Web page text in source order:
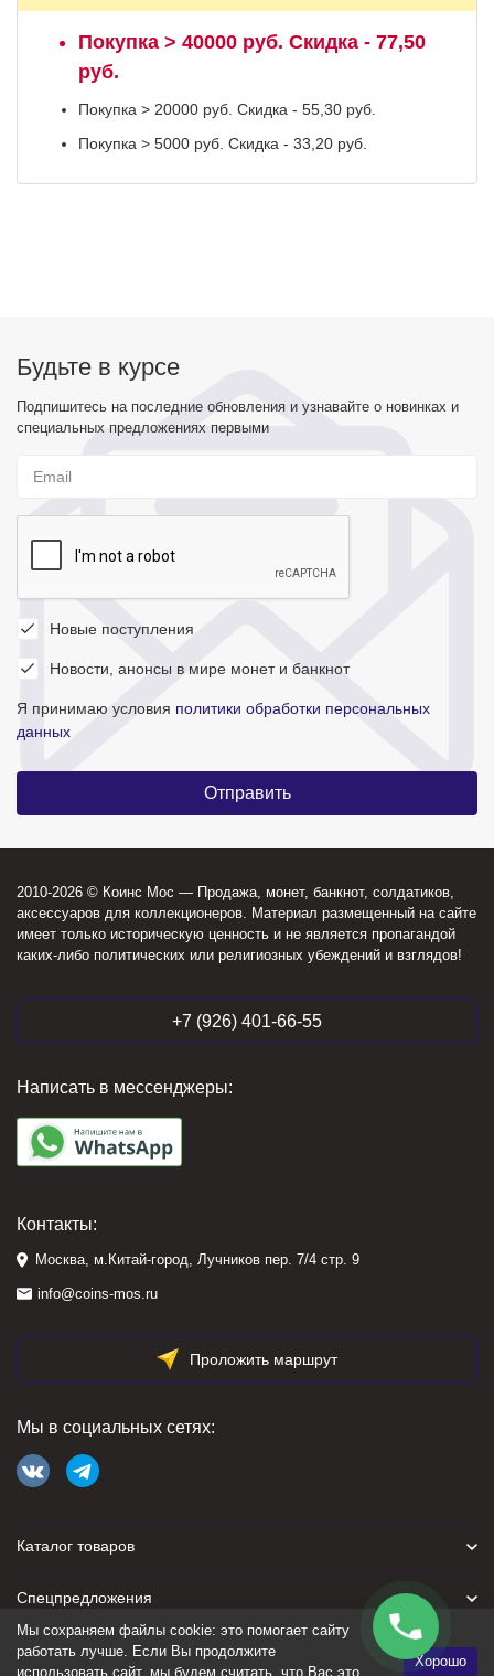
Покупка > 40000 руб. Скидка - 77,50
руб.
Покупка > 20000 руб. Скидка - 55,30 руб.
Покупка > 5000 руб. Скидка - 33,20 руб.
Будьте в курсе
Подпишитесь на последние обновления и узнавайте о новинках и
специальных предложениях первыми
Новые поступления
Новости, анонсы в мире монет и банкнот
Я принимаю условия политики обработки персональных
данных
2010-2026 © Коинс Мос — Продажа, монет, банкнот, солдатиков,
аксессуаров для коллекционеров. Материал размещенный на сайте
имеет только историческую ценность и не является пропагандой
каких-либо политических или религиозных убеждений и взглядов!
+7 (926) 401-66-55
Написать в мессенджеры:
Контакты:
Москва, м.Китай-город, Лучников пер. 7/4 стр. 9
info@coins-mos.ru
Проложить маршрут
Мы в социальных сетях:
Каталог товаров
Спецпредложения
Для покупателя
Мы сохраняем файлы cookie: это помогает сайту
работать лучше. Если Вы продолжите
использовать сайт, мы будем считать, что Вас это
Хорошо